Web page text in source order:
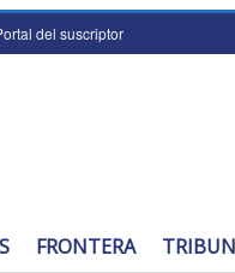
del suscriptor
FRONTERA